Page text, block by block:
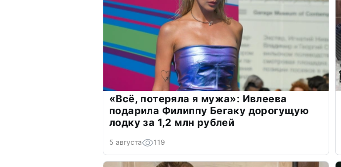
«Всё, потеряла я мужа»: Ивлеева
подарила Филиппу Бегаку дорогущую
лодку за 1,2 млн рублей
5 августа 119